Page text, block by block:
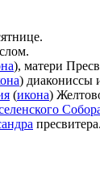
), матери
) диакониссы
(икона)